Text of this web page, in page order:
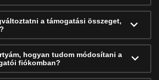
a támogatási összeget,
hogyan tudom módosítani a
fiókomban?